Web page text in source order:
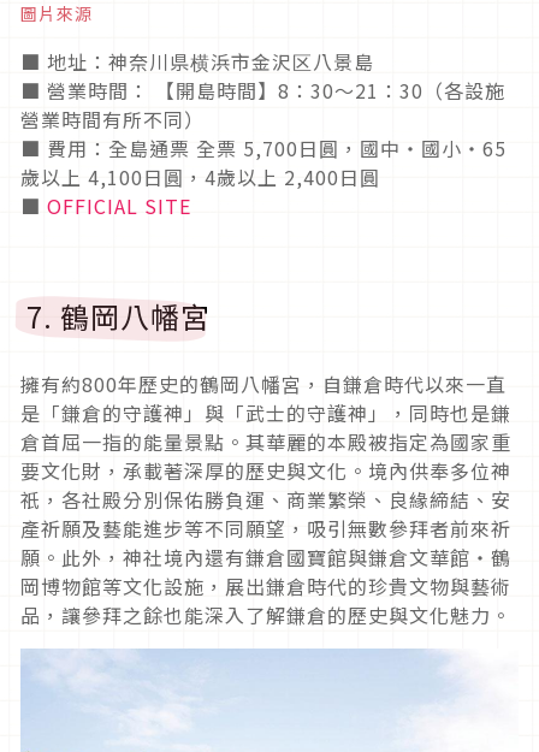
圖片來源
■ 地址：神奈川県横浜市金沢区八景島
■ 營業時間： 【開島時間】8：30〜21：30（各設施
營業時間有所不同）
■ 費用：全島通票 全票 5,700日圓，國中・國小・65
歲以上 4,100日圓，4歲以上 2,400日圓
■ OFFICIAL SITE
7. 鶴岡八幡宮
擁有約800年歷史的鶴岡八幡宮，自鎌倉時代以來一直
是「鎌倉的守護神」與「武士的守護神」，同時也是鎌
倉首屈一指的能量景點。其華麗的本殿被指定為國家重
要文化財，承載著深厚的歷史與文化。境內供奉多位神
祇，各社殿分別保佑勝負運、商業繁榮、良緣締結、安
產祈願及藝能進步等不同願望，吸引無數參拜者前來祈
願。此外，神社境內還有鎌倉國寶館與鎌倉文華館・鶴
岡博物館等文化設施，展出鎌倉時代的珍貴文物與藝術
品，讓參拜之餘也能深入了解鎌倉的歷史與文化魅力。